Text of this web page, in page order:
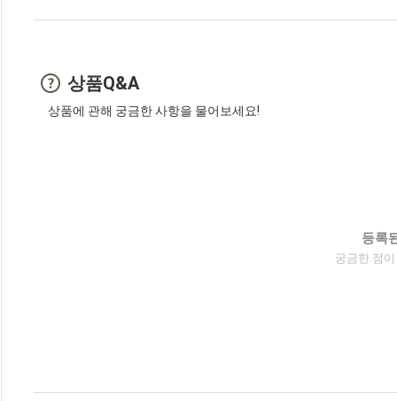
상품Q&A
상품에 관해 궁금한 사항을 물어보세요!
등록
궁금한 점